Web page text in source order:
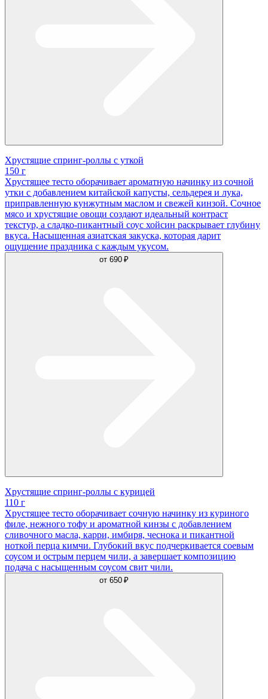
Хрустящие спринг-роллы с уткой
150 г
Хрустящее тесто оборачивает ароматную начинку из сочной
утки с добавлением китайской капусты, сельдерея и лука,
приправленную кунжутным маслом и свежей кинзой. Сочное
мясо и хрустящие овощи создают идеальный контраст
текстур, а сладко-пикантный соус хойсин раскрывает глубину
вкуса. Насыщенная азиатская закуска, которая дарит
ощущение праздника с каждым укусом.
от 690 ₽
Хрустящие спринг-роллы с курицей
110 г
Хрустящее тесто оборачивает сочную начинку из куриного
филе, нежного тофу и ароматной кинзы с добавлением
сливочного масла, карри, имбиря, чеснока и пикантной
ноткой перца кимчи. Глубокий вкус подчеркивается соевым
соусом и острым перцем чили, а завершает композицию
подача с насыщенным соусом свит чили.
от 650 ₽